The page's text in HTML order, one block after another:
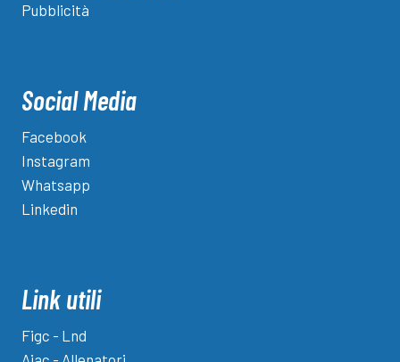
Pubblicità
Social Media
Facebook
Instagram
Whatsapp
Linkedin
Link utili
Figc - Lnd